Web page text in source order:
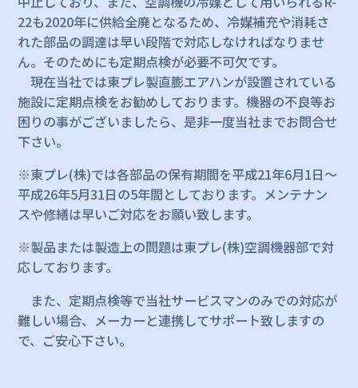
22も2020年に供給全廃となるため、冷媒補充や消耗さ
れた部品の調達は早い段階で対応しなければなりませ
ん。そのためにも定期点検が必要不可欠です。
現在当社では東プレ製直膨エアハンが設置されている
施設に定期点検をお勧めしております。機器の不良等お
困りの事がございましたら、是非一度当社までお問合せ
下さい。
※東プレ(株)では各部品の保有期間を平成21年6月1日～
平成26年5月31日の5年間としております。メンテナン
スや修繕は早いご対応をお願い致します。
※製品または製造上の問題は東プレ(株)空調機器部で対
応しております。
また、定期点検等で当社サービスマンのみでの対応が
難しい場合、メーカーと連携してサポート致しますの
で、ご安心下さい。